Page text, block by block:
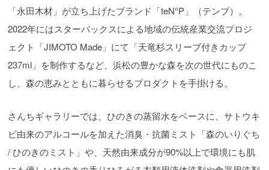
「永田木材」が立ち上げたブランド「teN°P」（テンプ）。
2022年にはスターバックスによる地域の伝統産業交流プロジ
ェクト「JIMOTO Made」にて「天竜杉スリーブ付きカップ
237ml」を制作するなど、浜松の豊かな森を次の世代にものこ
し、森の恵みとともに暮らせるプロダクトを手掛ける。
さんちギャラリーでは、ひのきの蒸留水をベースに、サトウキ
ビ由来のアルコールを加えた消臭・抗菌ミスト「森のいりぐち
/ ひのきのミスト」や、天然由来成分が90%以上で環境にも肌